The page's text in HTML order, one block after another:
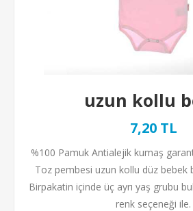
uzun kollu
7,20 TL
%100 Pamuk Antialejik kumaş
Toz pembesi uzun kollu düz bebek
Birpakatin içinde üç ayrı yaş grubu
renk seçeneği ile.